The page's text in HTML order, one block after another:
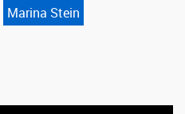
Marina Stein